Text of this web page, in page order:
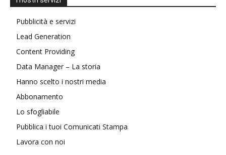
Pubblicità e servizi
Lead Generation
Content Providing
Data Manager – La storia
Hanno scelto i nostri media
Abbonamento
Lo sfogliabile
Pubblica i tuoi Comunicati Stampa
Lavora con noi